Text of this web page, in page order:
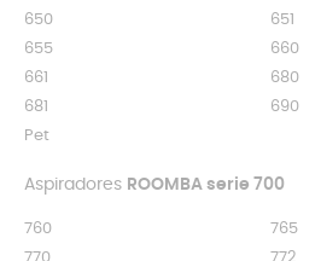
650
651
655
660
661
680
681
690
Pet
Aspiradores ROOMBA serie 700
760
765